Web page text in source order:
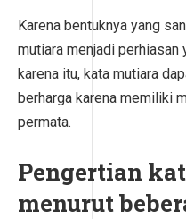
Karena bentuknya yang
mutiara menjadi perhiasan
karena itu, kata mutiara
berharga karena memiliki
permata.
Pengertian
menurut